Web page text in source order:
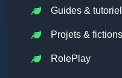
Guides &
Projets &
RolePlay